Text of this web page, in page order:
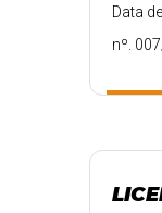
Data
nº.